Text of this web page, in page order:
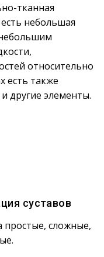
тканная
небольшая
относительно
есть также
другие элементы.
суставов
простые, сложные,